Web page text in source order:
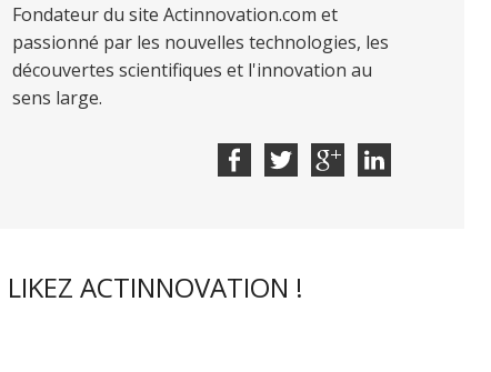
Fondateur du site Actinnovation.com et
passionné par les nouvelles technologies, les
découvertes scientifiques et l'innovation au
sens large.
LIKEZ ACTINNOVATION !